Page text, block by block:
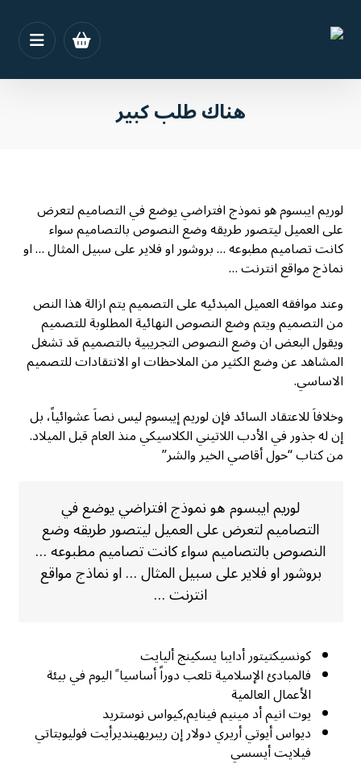
هناك طلب كبير
لوريم ايبسوم هو نموذج افتراضي يوضع في التصاميم لتعرض
على العميل ليتصور طريقه وضع النصوص بالتصاميم سواء
كانت تصاميم مطبوعه … بروشور او فلاير على سبيل المثال … او
نماذج مواقع انترنت …
وعند موافقه العميل المبدئيه على التصميم يتم ازالة هذا النص
من التصميم ويتم وضع النصوص النهائية المطلوبة للتصميم
ويقول البعض ان وضع النصوص التجريبية بالتصميم قد تشغل
المشاهد عن وضع الكثير من الملاحظات او الانتقادات للتصميم
الاساسي.
وخلافاَ للاعتقاد السائد فإن لوريم إيبسوم ليس نصاَ عشوائياً، بل
إن له جذور في الأدب اللاتيني الكلاسيكي منذ العام قبل الميلاد.
من كتاب “حول أقاصي الخير والشر”
لوريم ايبسوم هو نموذج افتراضي يوضع في
التصاميم لتعرض على العميل ليتصور طريقه وضع
النصوص بالتصاميم سواء كانت تصاميم مطبوعه …
بروشور او فلاير على سبيل المثال … او نماذج مواقع
انترنت …
كونسيكتيتور أدايبا يسكينج أليايت
فالمبادئ الإسلامية تلعب دوراً أساسيا ً اليوم في بيئة
الأعمال العالمية
يوت انيم أد مينيم فينايم,كيواس نوستريد
ديواس أيوتي أريري دولار إن ريبريهينديرأيت فوليوبتاتي
فيلايت أيسسي